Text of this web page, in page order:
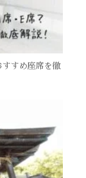
すすめ座席を徹